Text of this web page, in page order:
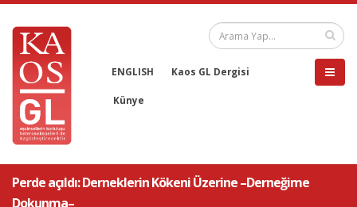
ENGLISH Kaos GL Dergisi
Künye
Perde açıldı: Derneklerin Kökeni Üzerine –Derneğime
Dokunma–